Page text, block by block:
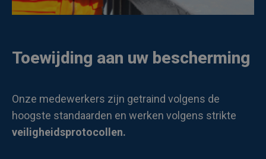
Toewijding aan uw bescherming
Onze medewerkers zijn getraind volgens de
hoogste standaarden en werken volgens strikte
veiligheidsprotocollen.